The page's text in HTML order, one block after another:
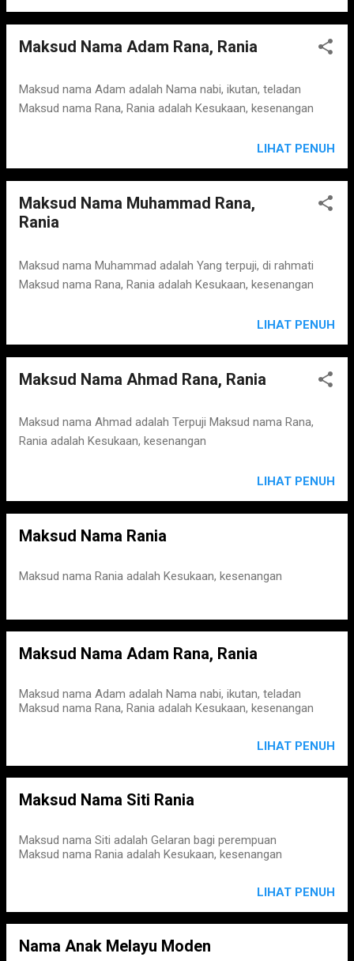
Maksud Nama Adam Rana, Rania
Maksud nama Adam adalah Nama nabi, ikutan, teladan
Maksud nama Rana, Rania adalah Kesukaan, kesenangan
LIHAT PENUH
Maksud Nama Muhammad Rana,
Rania
Maksud nama Muhammad adalah Yang terpuji, di rahmati
Maksud nama Rana, Rania adalah Kesukaan, kesenangan
LIHAT PENUH
Maksud Nama Ahmad Rana, Rania
Maksud nama Ahmad adalah Terpuji Maksud nama Rana,
Rania adalah Kesukaan, kesenangan
LIHAT PENUH
Maksud Nama Rania
Maksud nama Rania adalah Kesukaan, kesenangan
Maksud Nama Adam Rana, Rania
Maksud nama Adam adalah Nama nabi, ikutan, teladan
Maksud nama Rana, Rania adalah Kesukaan, kesenangan
LIHAT PENUH
Maksud Nama Siti Rania
Maksud nama Siti adalah Gelaran bagi perempuan
Maksud nama Rania adalah Kesukaan, kesenangan
LIHAT PENUH
Nama Anak Melayu Moden